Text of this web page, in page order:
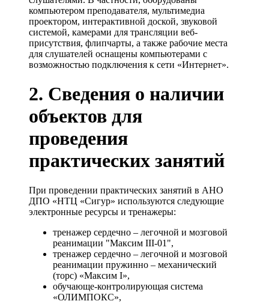
компьютером преподавателя, мультимедиа
проектором, интерактивной доской, звуковой
системой, камерами для трансляции веб-
присутствия, флипчарты, а также рабочие места
для слушателей оснащены компьютерами с
возможностью подключения к сети «Интернет».
2. Сведения о наличии
объектов для
проведения
практических занятий
При проведении практических занятий в АНО
ДПО «НТЦ «Сигур» используются следующие
электронные ресурсы и тренажеры:
тренажер сердечно – легочной и мозговой
реанимации "Максим III-01",
тренажер сердечно – легочной и мозговой
реанимации пружинно – механический
(торс) «Максим I»,
обучающе-контролирующая система
«ОЛИМПОКС»,